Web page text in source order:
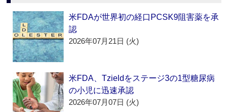
米FDAが世界初の経口PCSK9阻害薬を承
認
2026年07月21日 (火)
米FDA、Tzieldをステージ3の1型糖尿病
の小児に迅速承認
2026年07月07日 (火)